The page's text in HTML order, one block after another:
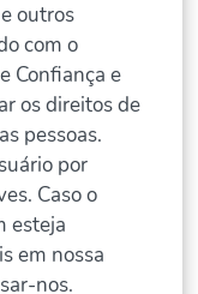
outros
com o
Confiança e
os direitos de
pessoas.
por
Caso o
esteja
em nossa
nos.